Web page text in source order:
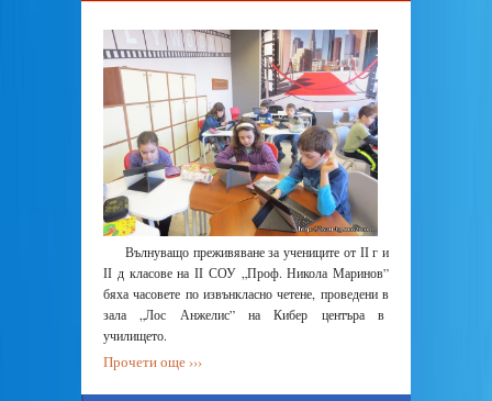
Вълнуващо преживяване за учениците от ІІ г и
ІІ д класове на ІІ СОУ „Проф. Никола Маринов”
бяха часовете по извънкласно четене, проведени в
зала „Лос Анжелис” на Кибер центъра в
училището.
Прочети още ›››